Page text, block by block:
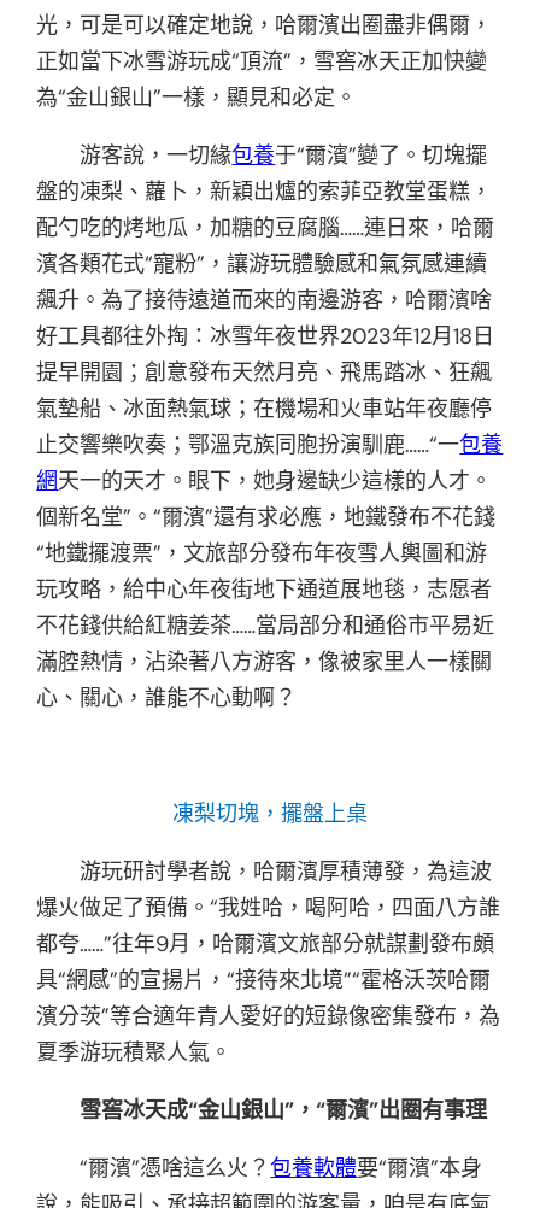
光，可是可以確定地說，哈爾濱出圈盡非偶爾，
正如當下冰雪游玩成“頂流”，雪窖冰天正加快變
為“金山銀山”一樣，顯見和必定。
游客說，一切緣包養于“爾濱”變了。切塊擺
盤的凍梨、蘿卜，新穎出爐的索菲亞教堂蛋糕，
配勺吃的烤地瓜，加糖的豆腐腦……連日來，哈爾
濱各類花式“寵粉”，讓游玩體驗感和氣氛感連續
飆升。為了接待遠道而來的南邊游客，哈爾濱啥
好工具都往外掏：冰雪年夜世界2023年12月18日
提早開園；創意發布天然月亮、飛馬踏冰、狂飆
氣墊船、冰面熱氣球；在機場和火車站年夜廳停
止交響樂吹奏；鄂溫克族同胞扮演馴鹿……“一包養
網天一的天才。眼下，她身邊缺少這樣的人才。
個新名堂”。“爾濱”還有求必應，地鐵發布不花錢
“地鐵擺渡票”，文旅部分發布年夜雪人輿圖和游
玩攻略，給中心年夜街地下通道展地毯，志愿者
不花錢供給紅糖姜茶……當局部分和通俗市平易近
滿腔熱情，沾染著八方游客，像被家里人一樣關
心、關心，誰能不心動啊？
凍梨切塊，擺盤上桌
游玩研討學者說，哈爾濱厚積薄發，為這波
爆火做足了預備。“我姓哈，喝阿哈，四面八方誰
都夸……”往年9月，哈爾濱文旅部分就謀劃發布頗
具“網感”的宣揚片，“接待來北境”“霍格沃茨哈爾
濱分茨”等合適年青人愛好的短錄像密集發布，為
夏季游玩積聚人氣。
雪窖冰天成“金山銀山”，“爾濱”出圈有事理
“爾濱”憑啥這么火？包養軟體要“爾濱”本身